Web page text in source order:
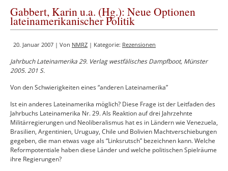
Gabbert, Karin u.a. (Hg.): Neue Optionen
lateinamerikanischer Politik
20. Januar 2007 | Von NMRZ | Kategorie: Rezensionen
Jahrbuch Lateinamerika 29. Verlag westfälisches Dampfboot, Münster
2005. 201 S.
Von den Schwierigkeiten eines “anderen Lateinamerika”
Ist ein anderes Lateinamerika möglich? Diese Frage ist der Leitfaden des
Jahrbuchs Lateinamerika Nr. 29. Als Reaktion auf drei Jahrzehnte
Militärregierungen und Neoliberalismus hat es in Ländern wie Venezuela,
Brasilien, Argentinien, Uruguay, Chile und Bolivien Machtverschiebungen
gegeben, die man etwas vage als “Linksrutsch” bezeichnen kann. Welche
Reformpotentiale haben diese Länder und welche politischen Spielräume
ihre Regierungen?